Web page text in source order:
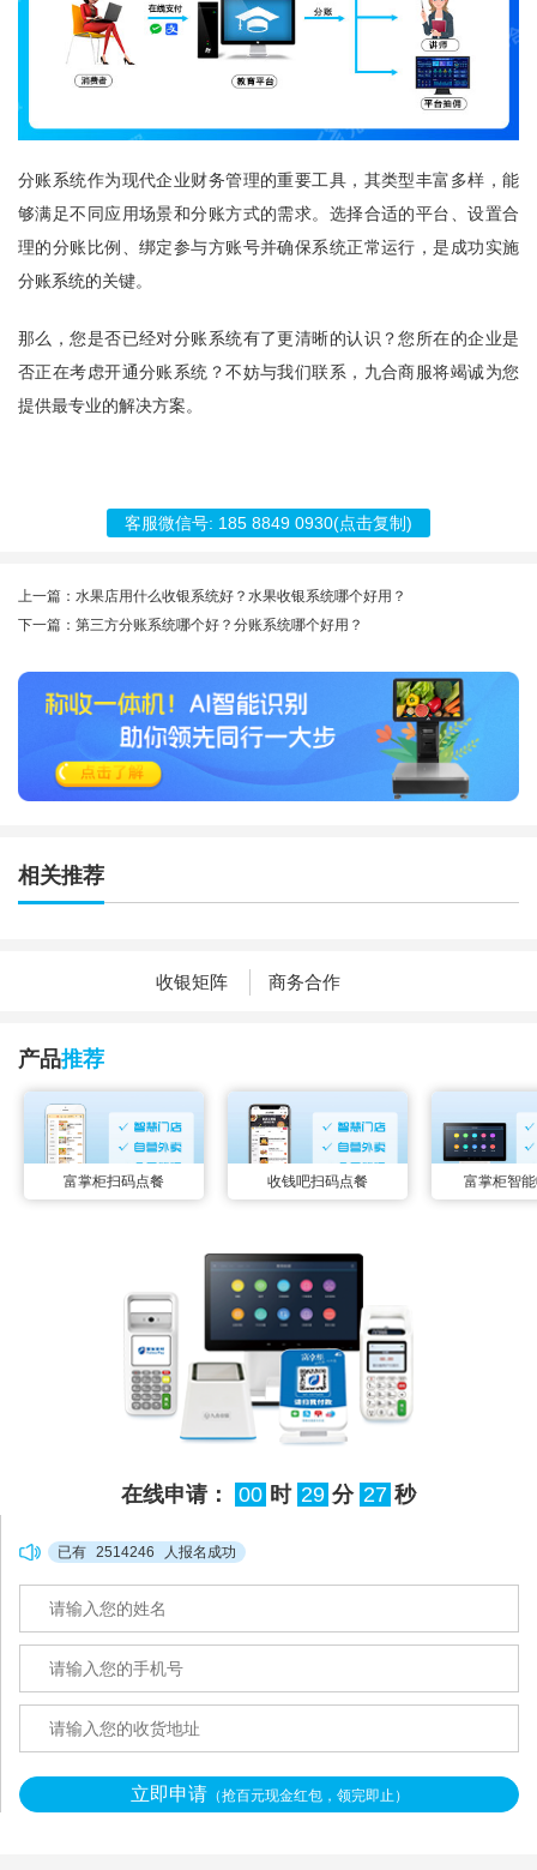
分账系统作为现代企业财务管理的重要工具，其类型丰富多样，能
够满足不同应用场景和分账方式的需求。选择合适的平台、设置合
理的分账比例、绑定参与方账号并确保系统正常运行，是成功实施
分账系统的关键。
那么，您是否已经对分账系统有了更清晰的认识？您所在的企业是
否正在考虑开通分账系统？不妨与我们联系， 九合商服将竭诚为您
提供最专业的解决方案。
客服微信号: 185 8849 0930(点击复制)
上一篇：水果店用什么收银系统好？水果收银系统哪个好用？
下一篇：第三方分账系统哪个好？分账系统哪个好用？
相关推荐
收银矩阵 商务合作
产品推荐
富掌柜扫码点餐 收钱吧扫码点餐 富掌柜智
在线申请： 00 时 29 分 26 秒
已有 2514246 人报名成功
立即申请（抢百元现金红包，领完即止）